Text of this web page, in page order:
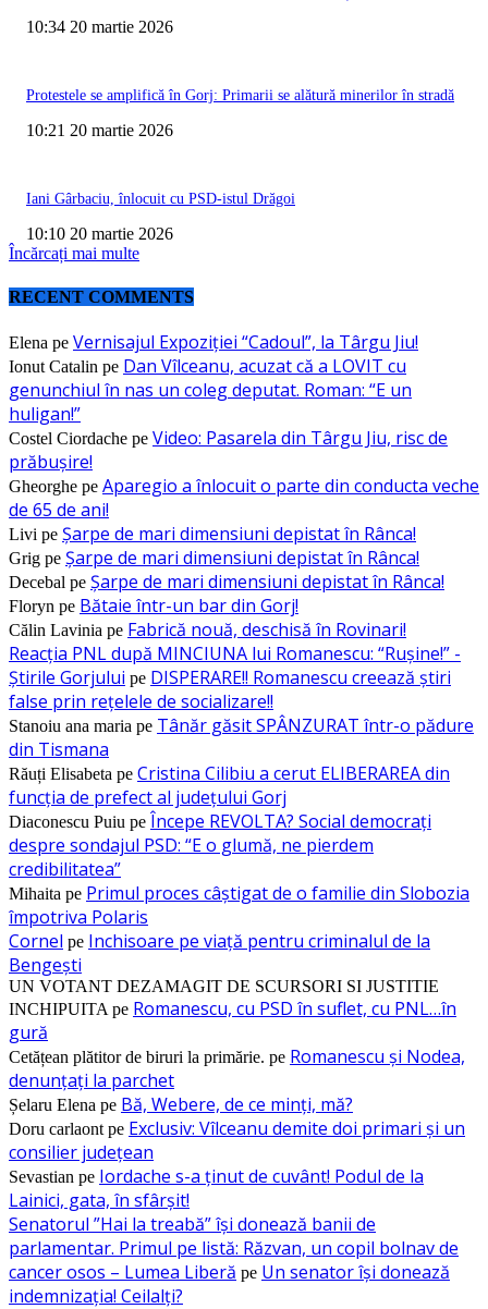
10:34 20 martie 2026
Protestele se amplifică în Gorj: Primarii se alătură minerilor în stradă
10:21 20 martie 2026
Iani Gârbaciu, înlocuit cu PSD-istul Drăgoi
10:10 20 martie 2026
Încărcați mai multe
RECENT COMMENTS
Elena pe Vernisajul Expoziției “Cadoul”, la Târgu Jiu!
Ionut Catalin pe Dan Vîlceanu, acuzat că a LOVIT cu
genunchiul în nas un coleg deputat. Roman: “E un
huligan!”
Costel Ciordache pe Video: Pasarela din Târgu Jiu, risc de
prăbușire!
Gheorghe pe Aparegio a înlocuit o parte din conducta veche
de 65 de ani!
Livi pe Șarpe de mari dimensiuni depistat în Rânca!
Grig pe Șarpe de mari dimensiuni depistat în Rânca!
Decebal pe Șarpe de mari dimensiuni depistat în Rânca!
Floryn pe Bătaie într-un bar din Gorj!
Călin Lavinia pe Fabrică nouă, deschisă în Rovinari!
Reacția PNL după MINCIUNA lui Romanescu: “Rușine!” -
Știrile Gorjului pe DISPERARE!! Romanescu creează știri
false prin rețelele de socializare!!
Stanoiu ana maria pe Tânăr găsit SPÂNZURAT într-o pădure
din Tismana
Răuți Elisabeta pe Cristina Cilibiu a cerut ELIBERAREA din
funcția de prefect al județului Gorj
Diaconescu Puiu pe Începe REVOLTA? Social democrați
despre sondajul PSD: “E o glumă, ne pierdem
credibilitatea”
Mihaita pe Primul proces câștigat de o familie din Slobozia
împotriva Polaris
Cornel pe Inchisoare pe viață pentru criminalul de la
Bengești
UN VOTANT DEZAMAGIT DE SCURSORI SI JUSTITIE
INCHIPUITA pe Romanescu, cu PSD în suflet, cu PNL…în
gură
Cetățean plătitor de biruri la primărie. pe Romanescu și Nodea,
denunțați la parchet
Șelaru Elena pe Bă, Webere, de ce minți, mă?
Doru carlaont pe Exclusiv: Vîlceanu demite doi primari și un
consilier județean
Sevastian pe Iordache s-a ținut de cuvânt! Podul de la
Lainici, gata, în sfârșit!
Senatorul ”Hai la treabă” își donează banii de
parlamentar. Primul pe listă: Răzvan, un copil bolnav de
cancer osos – Lumea Liberă pe Un senator își donează
indemnizația! Ceilalți?